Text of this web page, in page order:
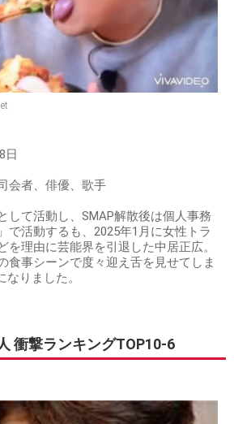
日
会者、俳優、歌手
して活動し、SMAP解散後は個人事務
で活動するも、2025年1月に女性トラ
を理由に芸能界を引退した中居正広。
食事シーンで度々迎え舌を見せてしま
なりました。
衝撃ランキングTOP10-6